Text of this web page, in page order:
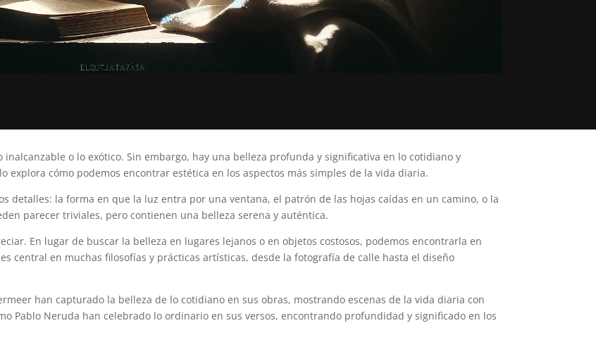
o lo exótico. Sin embargo, hay una belleza profunda y significativa en lo cotidiano y
explora cómo podemos encontrar estética en los aspectos más simples de la vida diaria.
detalles: la forma en que la luz entra por una ventana, el patrón de las hojas caídas en un camino, o la
parecer triviales, pero contienen una belleza serena y auténtica.
En lugar de buscar la belleza en lugares lejanos o en objetos costosos, podemos encontrarla en
central en muchas filosofías y prácticas artísticas, desde la fotografía de calle hasta el diseño
han capturado la belleza de lo cotidiano en sus obras, mostrando escenas de la vida diaria con
Pablo Neruda han celebrado lo ordinario en sus versos, encontrando profundidad y significado en los